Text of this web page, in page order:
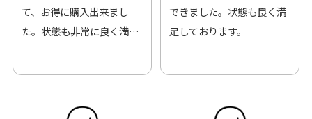
て、お得に購入出来まし
た。状態も非常に良く満足
できました。状態も良く満
足しております。